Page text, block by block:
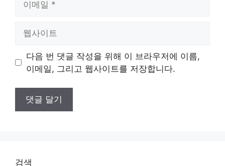
트
다음 번 댓글 작성을 위해 이 브라우저에 이름,
이메일, 그리고 웹사이트를 저장합니다.
검색